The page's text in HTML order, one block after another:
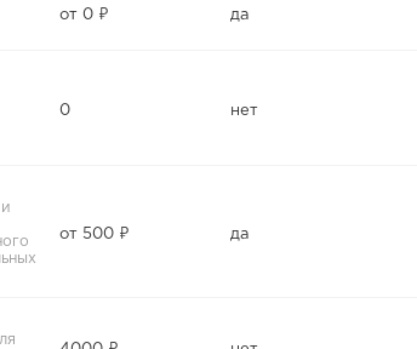
от 0 ₽ да
0 нет
от 500 ₽ да